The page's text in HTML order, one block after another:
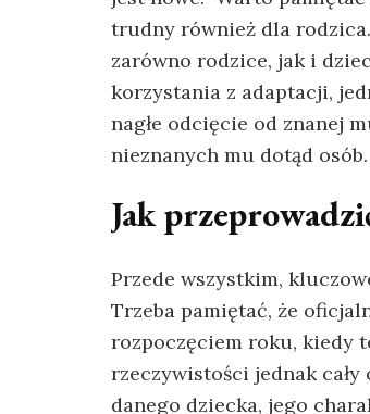
trudny również dla
zarówno rodzice, jak i
korzystania z adaptacji,
nagłe odcięcie od znanej
nieznanych mu dotąd osób.
Jak
Przede wszystkim,
Trzeba pamiętać, że
rozpoczęciem roku, kiedy
rzeczywistości jednak
danego dziecka, jego